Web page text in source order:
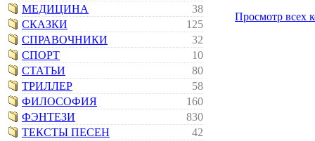
МЕДИЦИНА
38
СКАЗКИ
125
СПРАВОЧНИКИ
32
СПОРТ
10
СТАТЬИ
80
ТРИЛЛЕР
58
ФИЛОСОФИЯ
160
ФЭНТЕЗИ
830
ТЕКСТЫ ПЕСЕН
42
Просмотр всех